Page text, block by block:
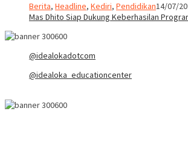
Berita, Headline, Kediri, Pendidikan14/07/
Mas Dhito Siap Dukung Keberhasilan
@idealokadotcom
@idealoka_educationcenter